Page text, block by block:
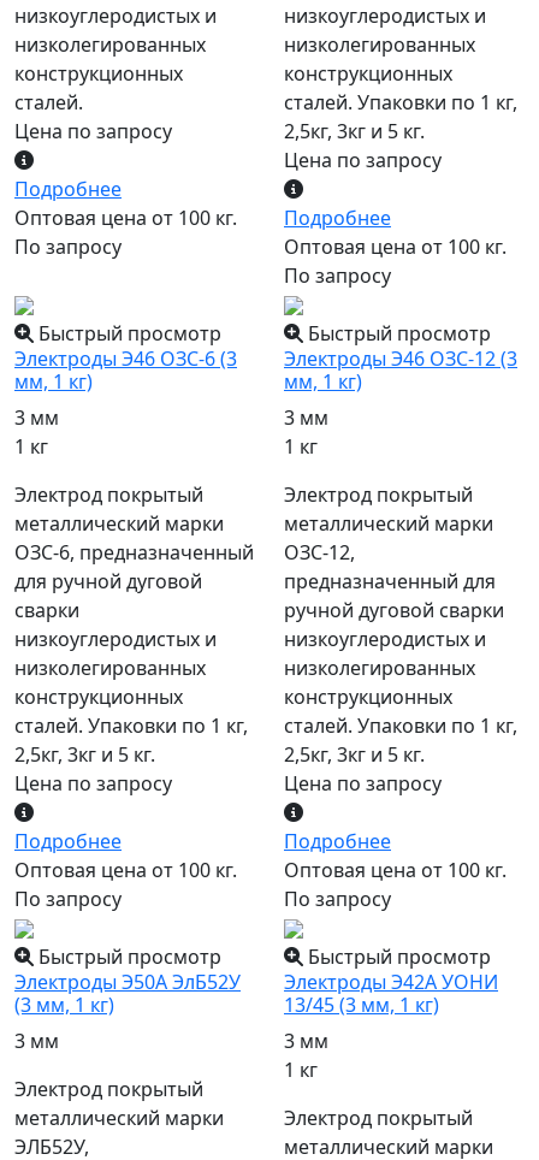
низкоуглеродистых и
низколегированных
конструкционных
сталей.
Цена по запросу
Подробнее
Оптовая цена от 100 кг.
По запросу
низкоуглеродистых и
низколегированных
конструкционных
сталей. Упаковки по 1 кг,
2,5кг, 3кг и 5 кг.
Цена по запросу
Подробнее
Оптовая цена от 100 кг.
По запросу
Быстрый просмотр
Электроды Э46 ОЗС-6 (3
мм, 1 кг)
3 мм
1 кг
Электрод покрытый
металлический марки
ОЗС-6, предназначенный
для ручной дуговой
сварки
низкоуглеродистых и
низколегированных
конструкционных
сталей. Упаковки по 1 кг,
2,5кг, 3кг и 5 кг.
Цена по запросу
Подробнее
Оптовая цена от 100 кг.
По запросу
Быстрый просмотр
Электроды Э46 ОЗС-12 (3
мм, 1 кг)
3 мм
1 кг
Электрод покрытый
металлический марки
ОЗС-12,
предназначенный для
ручной дуговой сварки
низкоуглеродистых и
низколегированных
конструкционных
сталей. Упаковки по 1 кг,
2,5кг, 3кг и 5 кг.
Цена по запросу
Подробнее
Оптовая цена от 100 кг.
По запросу
Быстрый просмотр
Электроды Э50А ЭлБ52У
(3 мм, 1 кг)
3 мм
Электрод покрытый
металлический марки
ЭЛБ52У,
Быстрый просмотр
Электроды Э42А УОНИ
13/45 (3 мм, 1 кг)
3 мм
1 кг
Электрод покрытый
металлический марки